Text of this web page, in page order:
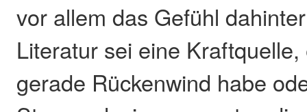
vor allem das Gefühl
Literatur sei eine
gerade Rückenwind habe